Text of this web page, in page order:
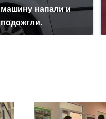
машину напали и
подожгли.